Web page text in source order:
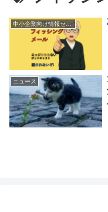
ニュース